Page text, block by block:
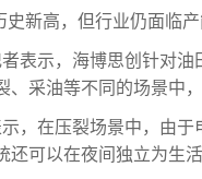
高，但行业仍面临
示，海博思创针对
采油等不同的场景中
在压裂场景中，由
可以在夜间独立为生